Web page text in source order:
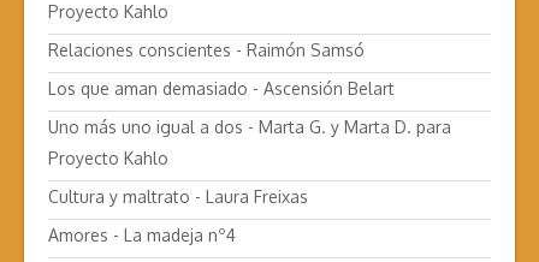
Proyecto Kahlo
Relaciones conscientes - Raimón Samsó
Los que aman demasiado - Ascensión Belart
Uno más uno igual a dos - Marta G. y Marta D. para
Proyecto Kahlo
Cultura y maltrato - Laura Freixas
Amores - La madeja nº4